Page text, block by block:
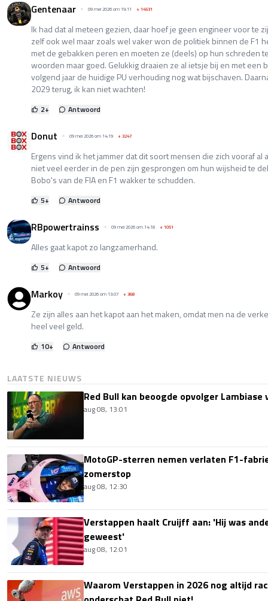
Gentenaar 09 mei 2026 om 19:11 +14531
Ik had dat al meteen gezien, daar hoef je geen engineer voor te
zelf ook wel maar zoals wel vaker won de politiek binnen de F1
met de gebakken peren en moeten ze (deels) op hun schreden
woorden maar goed. Gelukkig draaien ze al ietsje bij en met een
volgend jaar de huidige PU verhouding nog wat bijschaven.
2029 terug, ik kan niet wachten!
2+ Antwoord
Donut 09 mei 2026 om 14:19 +3247
Ergens vind ik het jammer dat dit soort mensen die zich vooraf al
niet veel eerder in de pen zijn gesprongen om hun wijsheid te
Bobo's van de FIA en F1 wakker te schudden.
5+ Antwoord
RBpowertrainss 09 mei 2026 om 14:18 +1051
Alles gaat kapot zo langzamerhand.
5+ Antwoord
Markoy 09 mei 2026 om 13:07 +368
Ze zijn alles aan het kapot aan het maken, omdat men na de
heel veel geld.
10+ Antwoord
LAATSTE NIEUWS
Red Bull kan beoogde opvolger
aug 08, 13:01
MotoGP-sterren nemen verlaten F1-
zomerstop
aug 08, 12:30
Verstappen haalt Cruijff aan: 'Hij was
geweest'
aug 08, 12:01
Waarom Verstappen in 2026 nog altijd